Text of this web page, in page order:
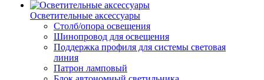
Осветительные аксессуары
Столб/опора освещения
Шинопровод для освещения
Поддержка профиля для системы световая
линия
Патрон ламповый